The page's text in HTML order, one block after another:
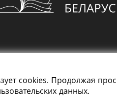
защищены
cookies. Продолжая
данных.